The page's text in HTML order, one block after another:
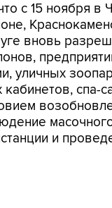
с 15 ноября в
вновь
уличных
кабинетов, спа-
и